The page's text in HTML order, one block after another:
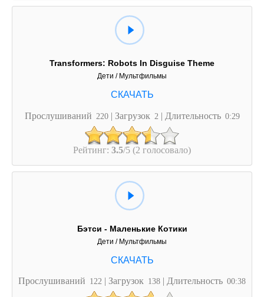
Transformers: Robots In Disguise Theme
Дети / Мультфильмы
Прослушиваний 220 | Загрузок 2 | Длительность 0:29
Рейтинг: 3.5/5 (2 голосовало)
Бэтси - Маленькие Котики
Дети / Мультфильмы
Прослушиваний 122 | Загрузок 138 | Длительность 00:38